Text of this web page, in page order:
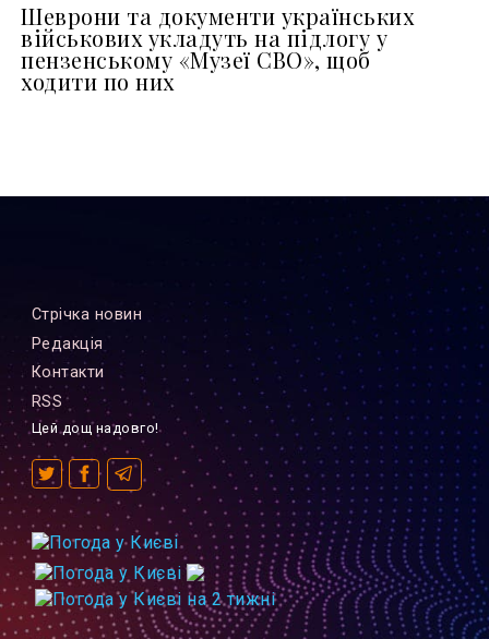
Шеврони та документи українських
військових укладуть на підлогу у
пензенському «Музеї СВО», щоб
ходити по них
Стрiчка новин
Редакцiя
Контакти
RSS
Цей дощ надовго!